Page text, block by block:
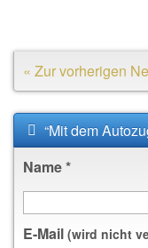
« Zur vorherigen
“Mit dem
Name*
E-Mail (wird nicht